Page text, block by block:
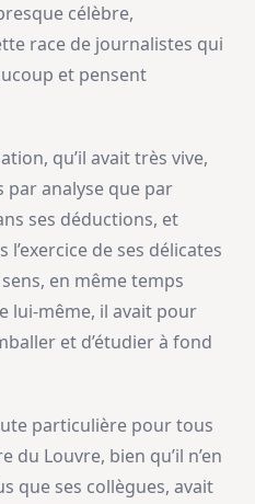
célèbre,
race de journalistes qui
et pensent
qu’il avait très vive,
analyse que par
ses déductions, et
de ses délicates
en même temps
lui-même, il avait pour
et d’étudier à fond
particulière pour tous
du Louvre, bien qu’il n’en
que ses collègues, avait